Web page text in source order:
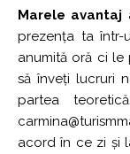
Marele avantaj
prezența ta
anumită oră ci
să înveți lucruri
partea
acord în ce zi și